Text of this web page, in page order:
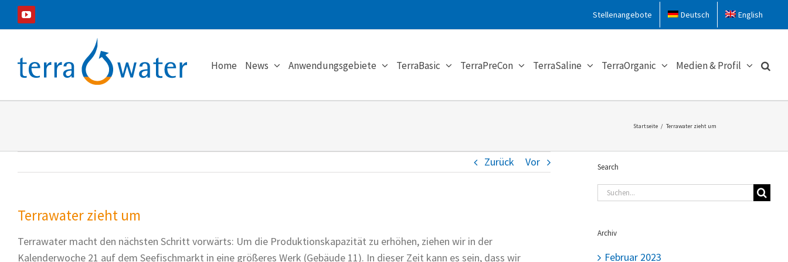
Zum
InhaltYouTube Stellenangebote Deutsch English
Home News Anwendungsgebiete TerraBasic TerraPreCon TerraSaline TerraOrganic Medien & Profil
Startseite / Terrawater zieht um
Zurück Vor
Terrawater zieht um
Terrawater macht den nächsten Schritt vorwärts: Um die Produktionskapazität zu erhöhen, ziehen wir in der
Kalenderwoche 21 auf dem Seefischmarkt in eine größeres Werk (Gebäude 11). In dieser Zeit kann es sein, dass wir
Search
Suche
Archiv
Februar 2023